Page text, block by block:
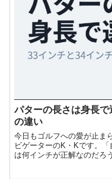
パターの長さは身長
の違い
今日もゴルフへの愛が止ま
ビゲーターのK・Kです。
は何インチが正解なのだろ
日もゴルフへの愛が止ま